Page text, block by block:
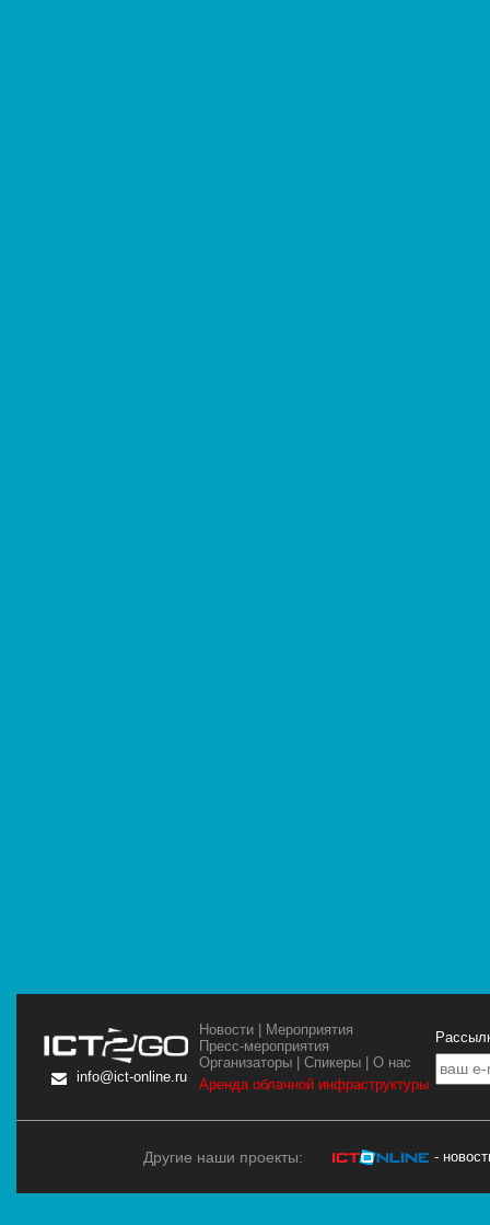
info@ict-online.ru
Новости | Мероприятия
Пресс-мероприятия
Организаторы |Спикеры |О нас
Аренда облачной инфраструктуры
Другие наши проекты: -